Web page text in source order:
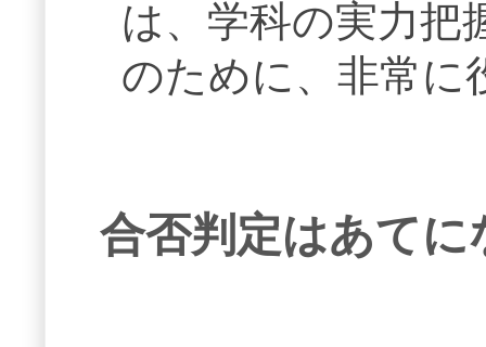
は、学科の実力把
のために、非常に
合否判定はあてに